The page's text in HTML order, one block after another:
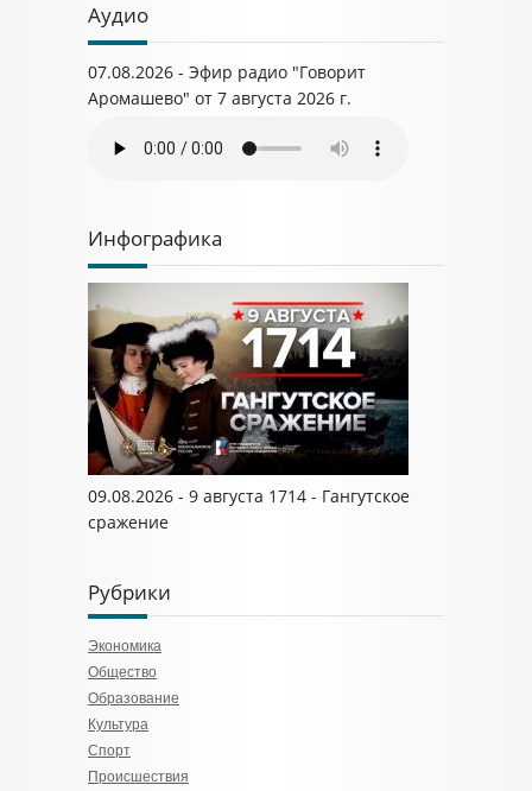
Аудио
07.08.2026 - Эфир радио "Говорит
Аромашево" от 7 августа 2026 г.
Инфографика
09.08.2026 - 9 августа 1714 - Гангутское
сражение
Рубрики
Экономика
Общество
Образование
Культура
Спорт
Происшествия